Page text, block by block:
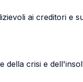
ai creditori e
della crisi e